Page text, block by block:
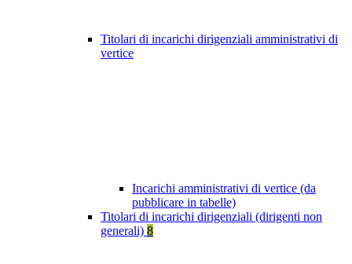
Titolari di incarichi dirigenziali amministrativi di
vertice
Incarichi amministrativi di vertice (da
pubblicare in tabelle)
Titolari di incarichi dirigenziali (dirigenti non
generali) 8